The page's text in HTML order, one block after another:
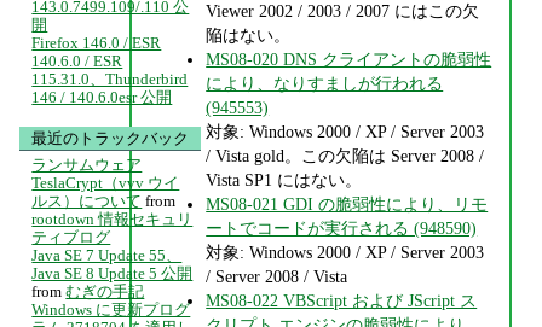
Viewer 2002 / 2003 / 2007 にはこの欠
陥はない。
MS08-020 DNS クライアントの脆弱性
により、なりすましが行われる
(945553)
対象: Windows 2000 / XP / Server 2003
/ Vista gold。この欠陥は Server 2008 /
Vista SP1 にはない。
MS08-021 GDI の脆弱性により、リモ
ートでコードが実行される (948590)
対象: Windows 2000 / XP / Server 2003
/ Server 2008 / Vista
MS08-022 VBScript および JScript ス
143.0.7499.109/.110 公
開
Firefox 146.0 / ESR
140.6.0 / ESR
115.31.0、Thunderbird
146 / 140.6.0esr 公開
最近のトラックバック
ランサムウェア
TeslaCrypt（vvv ウイ
ルス）について from
rootdown 情報セキュリ
ティブログ
Java SE 7 Update 55、
Java SE 8 Update 5 公開
from むぎの手記
Windows に更新プログ